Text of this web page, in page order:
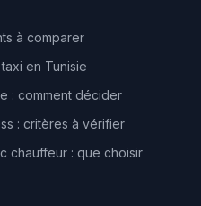
à comparer
en Tunisie
: comment décider
: critères à vérifier
chauffeur : que choisir